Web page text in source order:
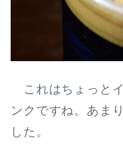
これはちょっと
ンクですね。あま
した。